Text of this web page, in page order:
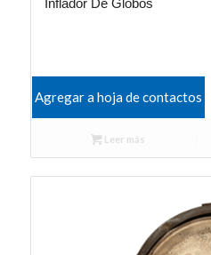
Agregar a hoja de contactos
Leer más